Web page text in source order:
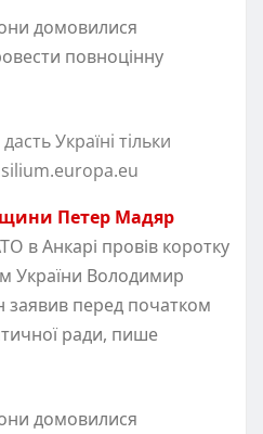
домовилися
повноцінну
Україні тільки
Петер Мадяр
в Анкарі провів коротку
України Володимир
заявив перед початком
ради, пише
домовилися